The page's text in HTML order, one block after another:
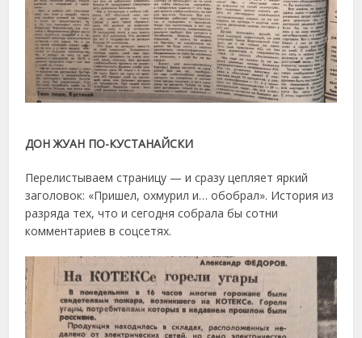
ДОН ЖУАН ПО-КУСТАНАЙСКИ
Перелистываем страницу — и сразу цепляет яркий
заголовок: «Пришел, охмурил и… обобрал». История из
разряда тех, что и сегодня собрала бы сотни
комментариев в соцсетях.